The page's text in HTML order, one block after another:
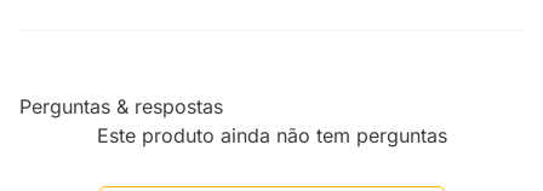
Perguntas & respostas
Este produto ainda não tem perguntas